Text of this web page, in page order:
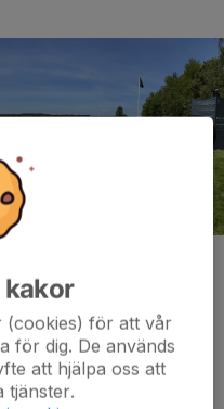
kakor
(cookies) för att vår
för dig. De används
att hjälpa oss att
tjänster.